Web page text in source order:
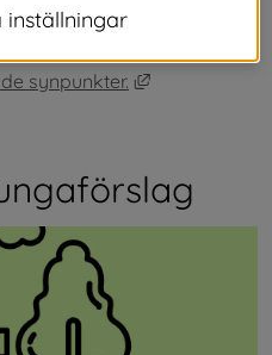
kan påverka, men som
allmänheten hittar du
synpunkter. Länk till
inställningar